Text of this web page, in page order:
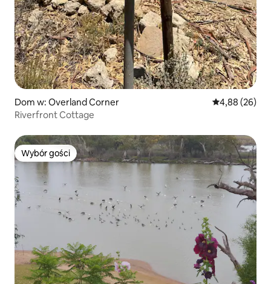
Dom w: Overland Corner Średnia
4,88 (26)
Riverfront Cottage
Wybór gości
Wybór gości